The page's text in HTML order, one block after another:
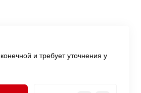
и требует уточнения у